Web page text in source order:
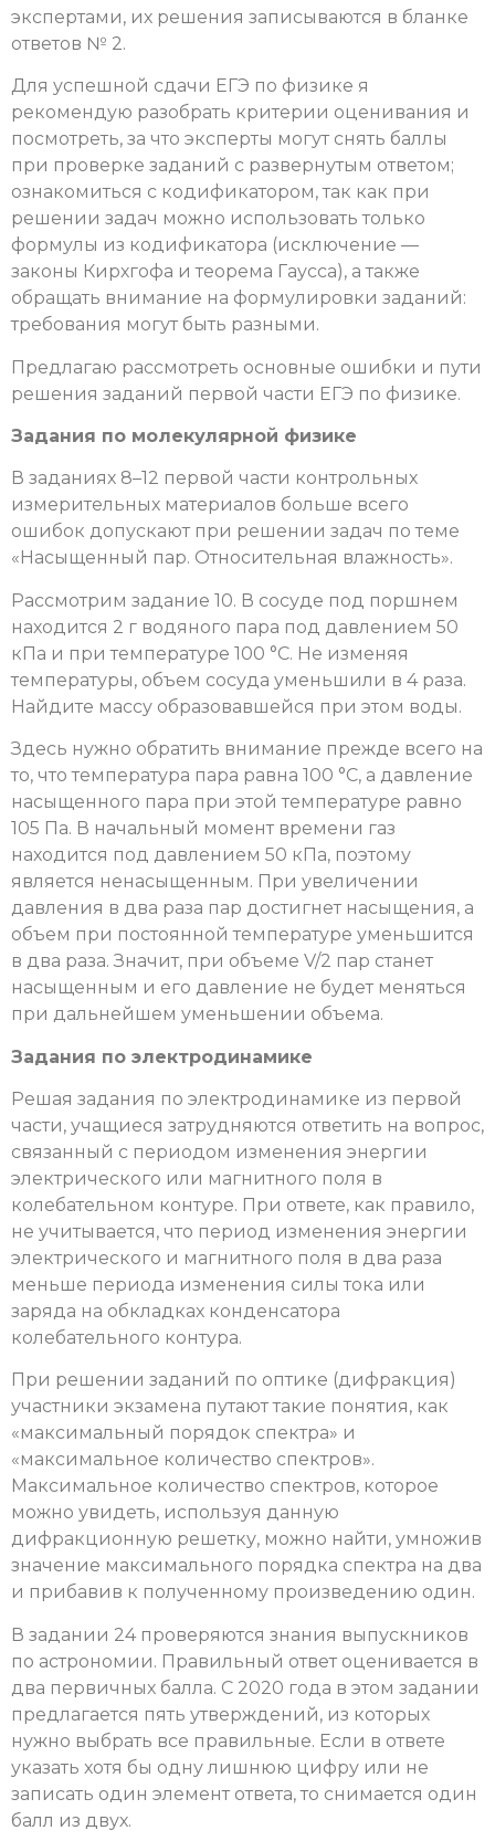
экспертами, их решения записываются в бланке
ответов № 2.
Для успешной сдачи ЕГЭ по физике я
рекомендую разобрать критерии оценивания и
посмотреть, за что эксперты могут снять баллы
при проверке заданий с развернутым ответом;
ознакомиться с кодификатором, так как при
решении задач можно использовать только
формулы из кодификатора (исключение —
законы Кирхгофа и теорема Гаусса), а также
обращать внимание на формулировки заданий:
требования могут быть разными.
Предлагаю рассмотреть основные ошибки и пути
решения заданий первой части ЕГЭ по физике.
Задания по молекулярной физике
В заданиях 8–12 первой части контрольных
измерительных материалов больше всего
ошибок допускают при решении задач по теме
«Насыщенный пар. Относительная влажность».
Рассмотрим задание 10. В сосуде под поршнем
находится 2 г водяного пара под давлением 50
кПа и при температуре 100 °С. Не изменяя
температуры, объем сосуда уменьшили в 4 раза.
Найдите массу образовавшейся при этом воды.
Здесь нужно обратить внимание прежде всего на
то, что температура пара равна 100 °С, а давление
насыщенного пара при этой температуре равно
105 Па. В начальный момент времени газ
находится под давлением 50 кПа, поэтому
является ненасыщенным. При увеличении
давления в два раза пар достигнет насыщения, а
объем при постоянной температуре уменьшится
в два раза. Значит, при объеме V/2 пар станет
насыщенным и его давление не будет меняться
при дальнейшем уменьшении объема.
Задания по электродинамике
Решая задания по электродинамике из первой
части, учащиеся затрудняются ответить на вопрос,
связанный с периодом изменения энергии
электрического или магнитного поля в
колебательном контуре. При ответе, как правило,
не учитывается, что период изменения энергии
электрического и магнитного поля в два раза
меньше периода изменения силы тока или
заряда на обкладках конденсатора
колебательного контура.
При решении заданий по оптике (дифракция)
участники экзамена путают такие понятия, как
«максимальный порядок спектра» и
«максимальное количество спектров».
Максимальное количество спектров, которое
можно увидеть, используя данную
дифракционную решетку, можно найти, умножив
значение максимального порядка спектра на два
и прибавив к полученному произведению один.
В задании 24 проверяются знания выпускников
по астрономии. Правильный ответ оценивается в
два первичных балла. С 2020 года в этом задании
предлагается пять утверждений, из которых
нужно выбрать все правильные. Если в ответе
указать хотя бы одну лишнюю цифру или не
записать один элемент ответа, то снимается один
балл из двух.